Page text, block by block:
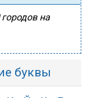
городов на
буквы